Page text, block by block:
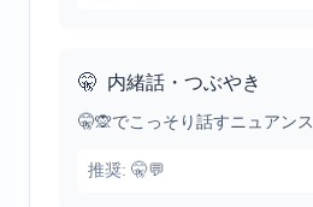
🤫 内緒話・つぶやき
🤫🙊でこっそり話すニュアンス
推奨: 🤫💬